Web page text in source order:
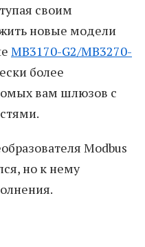
своим
новые модели
MB3170-G2/MB3270-
более
вам шлюзов с
Modbus
но к нему